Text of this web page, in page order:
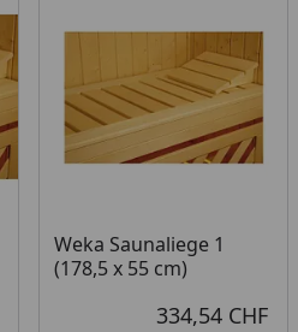
Weka Saunaliege 1
(178,5 x 55 cm)
334,54 CHF